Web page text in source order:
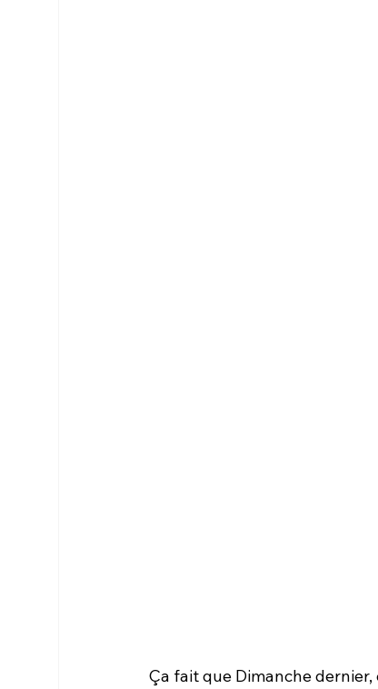
Ça fait que Dimanche dernier,